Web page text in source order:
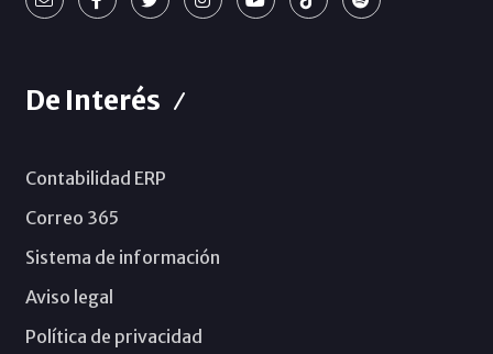
De Interés
Contabilidad ERP
Correo 365
Sistema de información
Aviso legal
Política de privacidad